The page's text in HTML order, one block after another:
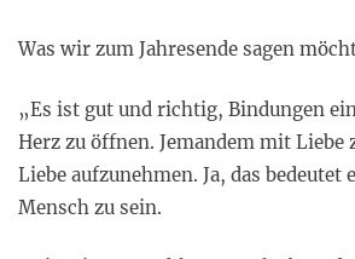
Was wir zum Jahresende sagen
„Es ist gut und richtig, Bindungen
Herz zu öffnen. Jemandem mit Liebe
Liebe aufzunehmen. Ja, das bedeutet
Mensch zu sein.